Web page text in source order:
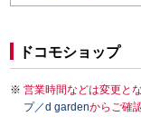
ドコモショップ
営業時間などは変更と
プ／d gardenからご確